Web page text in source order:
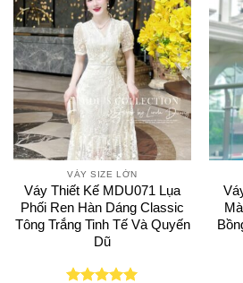
VÁY SIZE LỚN
Váy Thiết Kế MDU071 Lụa
Phối Ren Hàn Dáng Classic
Tông Trắng Tinh Tế Và Quyến
Dũ